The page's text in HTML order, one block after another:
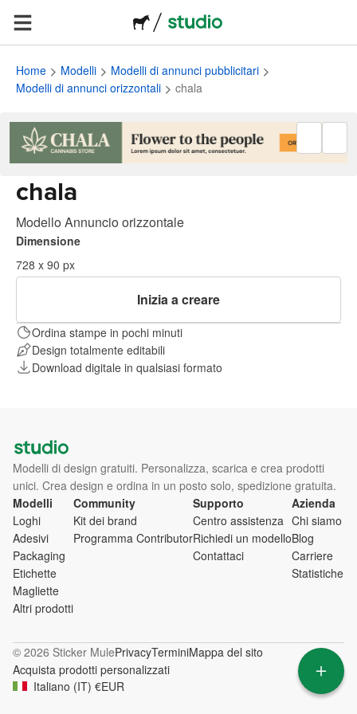
Home Modelli
Modelli di annunci pubblicitari
Modelli di annunci orizzontali
chala
chala
Modello Annuncio orizzontale
Dimensione
728 x 90 px
Inizia a creare
Ordina stampe in pochi minuti
Design totalmente editabili
Download digitale in qualsiasi formato
Modelli di design gratuiti. Personalizza, scarica e crea prodotti
unici. Crea design e ordina in un posto solo, spedizione gratuita.
Modelli
Loghi
Adesivi
Packaging
Etichette
Magliette
Altri prodotti
Community
Kit dei brand
Programma Contributor
Supporto
Centro assistenza
Richiedi un modello
Contattaci
Azienda
Chi siamo
Blog
Carriere
Statistiche
© 2026 Sticker MulePrivacyTerminiMappa del sito
Acquista prodotti personalizzati
Italiano (IT) €EUR